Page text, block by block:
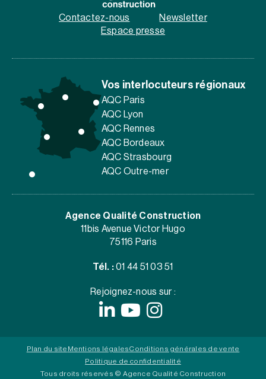
Contactez-nous
Newsletter
Espace presse
Vos interlocuteurs régionaux
AQC Paris
AQC Lyon
AQC Rennes
AQC Bordeaux
AQC Strasbourg
AQC Outre-mer
Agence Qualité Construction
11bis Avenue Victor Hugo
75116 Paris
Tél. : 01 44 51 03 51
Rejoignez-nous sur :
Plan du site Mentions légalesConditions générales de vente
Politique de confidentialité
Tous droits réservés © Agence Qualité Construction